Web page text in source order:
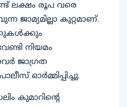
ലക്ഷം രൂപ വരെ
ജാമ്യമില്ലാ കുറ്റമാണ്.
നിയമം
ജാഗ്രത
ഓർമ്മിപ്പിച്ചു.
കുമാറിൻ്റെ